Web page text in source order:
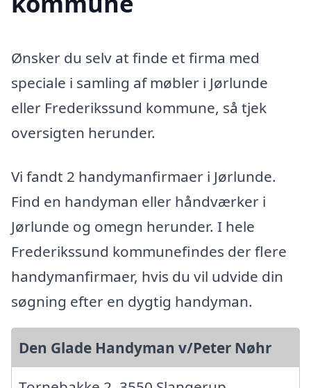
Ønsker du selv at finde et firma med
speciale i samling af møbler i Jørlunde
eller Frederikssund kommune, så tjek
oversigten herunder.
Vi fandt 2 handymanfirmaer i Jørlunde.
Find en handyman eller håndværker i
Jørlunde og omegn herunder. I hele
Frederikssund kommunefindes der flere
handymanfirmaer, hvis du vil udvide din
søgning efter en dygtig handyman.
Den Glade Handyman v/Peter Nøhr